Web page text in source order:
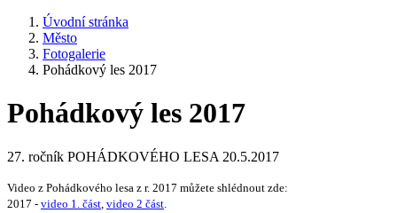
Úvodní stránka
Město
Fotogalerie
Pohádkový les 2017
Pohádkový les 2017
27. ročník POHÁDKOVÉHO LESA 20.5.2017
Video z Pohádkového lesa z r. 2017 můžete shlédnout zde:
2017 - video 1. část, video 2 část.